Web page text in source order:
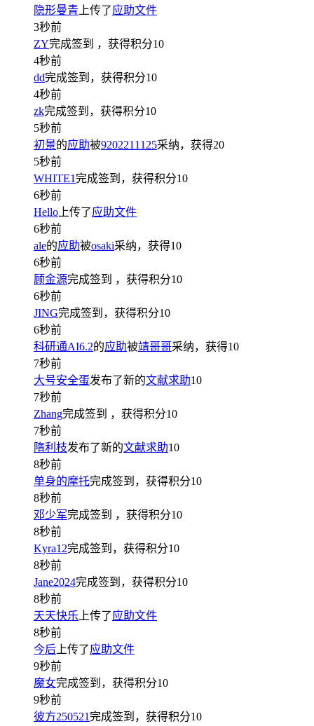
隐形曼青 上传了应助文件
3秒前
ZY完成签到 ，获得积分10
4秒前
dd完成签到，获得积分10
4秒前
zk完成签到，获得积分10
5秒前
初景的应助被9202211125采纳，获得20
5秒前
WHITE1完成签到，获得积分10
6秒前
Hello 上传了应助文件
6秒前
ale的应助被osaki采纳，获得10
6秒前
顾金源完成签到 ，获得积分10
6秒前
JING完成签到，获得积分10
6秒前
科研通AI6.2的应助被靖哥哥采纳，获得10
7秒前
大号安全蛋发布了新的文献求助10
7秒前
Zhang完成签到 ，获得积分10
7秒前
隋利枝发布了新的文献求助10
8秒前
单身的摩托完成签到，获得积分10
8秒前
邓少军完成签到 ，获得积分10
8秒前
Kyra12完成签到，获得积分10
8秒前
Jane2024完成签到，获得积分10
8秒前
天天快乐 上传了应助文件
8秒前
今后 上传了应助文件
9秒前
魔女完成签到，获得积分10
9秒前
彼方250521完成签到，获得积分10